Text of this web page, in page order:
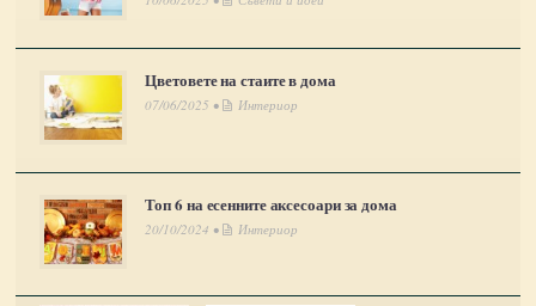
Цветовете на стаите в дома
07/06/2025 • Интериор
Топ 6 на есенните аксесоари за дома
20/10/2024 • Интериор